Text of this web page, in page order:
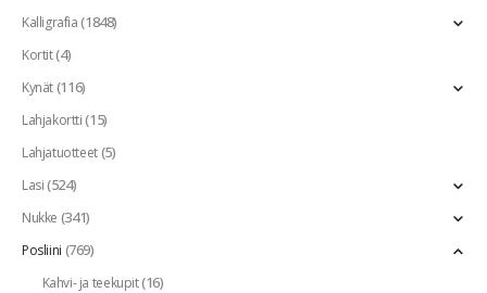
Kalligrafia(1848)
Kortit(4)
Kynät(116)
Lahjakortti(15)
Lahjatuotteet(5)
Lasi(524)
Nukke (341)
Posliini (769)
Kahvi- ja teekupit(16)